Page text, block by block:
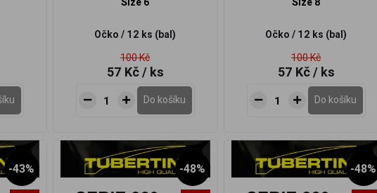
Očko / 12 ks (bal)
100 Kč
57 Kč/ ks
Do košíku
Očko / 12 ks (bal)
100 Kč
57 Kč/ ks
Do košíku
-43% -48% -48%